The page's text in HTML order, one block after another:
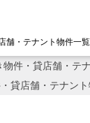
舗・テナント物件一覧
物件・貸店舗・テ
貸店舗・テナン